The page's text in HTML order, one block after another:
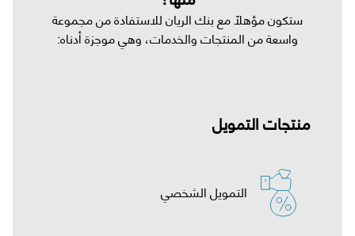
ستكون مؤهلاً مع بنك الريان للاستفادة من مجموعة
واسعة من المنتجات والخدمات، وهي موجزة أدناه:
منتجات التمويل
التمويل الشخصي